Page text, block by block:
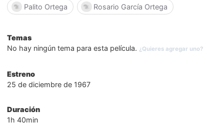
Palito Ortega Rosario García Ortega
Temas
No hay ningún tema para esta película. ¿Quieres agregar uno?
Estreno
25 de diciembre de 1967
Duración
1h 40min